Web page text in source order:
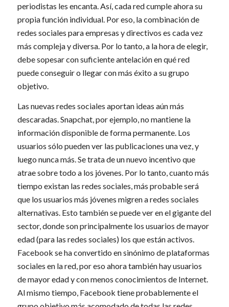
periodistas les encanta. Así, cada red cumple ahora su
propia función individual. Por eso, la combinación de
redes sociales para empresas y directivos es cada vez
más compleja y diversa. Por lo tanto, a la hora de elegir,
debe sopesar con suficiente antelación en qué red
puede conseguir o llegar con más éxito a su grupo
objetivo.
Las nuevas redes sociales aportan ideas aún más
descaradas. Snapchat, por ejemplo, no mantiene la
información disponible de forma permanente. Los
usuarios sólo pueden ver las publicaciones una vez, y
luego nunca más. Se trata de un nuevo incentivo que
atrae sobre todo a los jóvenes. Por lo tanto, cuanto más
tiempo existan las redes sociales, más probable será
que los usuarios más jóvenes migren a redes sociales
alternativas. Esto también se puede ver en el gigante del
sector, donde son principalmente los usuarios de mayor
edad (para las redes sociales) los que están activos.
Facebook se ha convertido en sinónimo de plataformas
sociales en la red, por eso ahora también hay usuarios
de mayor edad y con menos conocimientos de Internet.
Al mismo tiempo, Facebook tiene probablemente el